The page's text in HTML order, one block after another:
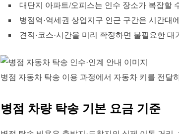
대단지 아파트/오피스는 인수 장소가 복잡할
병점역·역세권 상업지구 인근 구간은 시간대
견적·코스·시간을 미리 확정하면 불필요한
병점 자동차 탁송 이용 과정에서 자동차 키를 전달
병점 차량 탁송 기본 요금 기준